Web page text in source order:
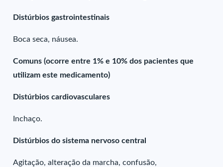
Distúrbios gastrointestinais
Boca seca, náusea.
Comuns (ocorre entre 1% e 10% dos pacientes que
utilizam este medicamento)
Distúrbios cardiovasculares
Inchaço.
Distúrbios do sistema nervoso central
Agitação, alteração da marcha, confusão,